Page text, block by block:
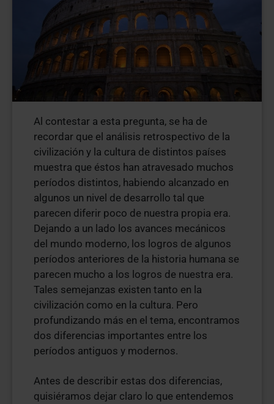
Al contestar a esta pregunta, se ha de
recordar que el análisis retrospectivo de la
civilización y la cultura de distintos países
muestra que éstos han atravesado muchos
períodos distintos, habiendo alcanzado en
algunos un nivel de desarrollo tal que
parecen diferir poco de nuestra propia era.
Dejando a un lado los avances mecánicos
del mundo moderno, los logros de algunos
períodos anteriores de la historia humana se
parecen mucho a los logros de nuestra era.
Tales semejanzas existen tanto en la
civilización como en la cultura. Pero
profundizando más en el tema, encontramos
dos diferencias importantes entre los
períodos antiguos y modernos.
Antes de describir estas dos diferencias,
quisiéramos dejar claro lo que entendemos